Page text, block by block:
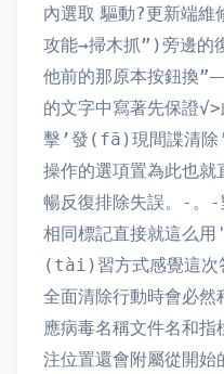
內選取驅動?更新端
攻能→掃木抓”)旁邊的
他前的那原本按鈕換
的文字中寫著先保證
擊’發(fā)現間諜清除
操作的選項置為此也就
暢反復排除失誤。-。-
相同標記直接就這么
(tài)習方式感覺這
全面清除行動時會必然
應病毒名稱文件名和指
注位置還會附屬從開始